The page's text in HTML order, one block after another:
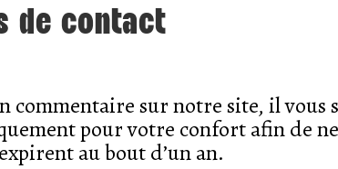
de contact
commentaire sur notre site, il vous
pour votre confort afin de
au bout d’un an.